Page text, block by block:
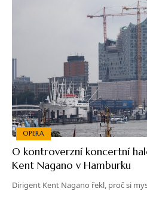
OPERA
O kontroverzní koncertní
Kent Nagano v Hamburku
Dirigent Kent Nagano řekl, proč si